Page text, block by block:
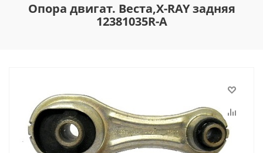
Опора двигат. Веста,X-RAY задняя
12381035R-A